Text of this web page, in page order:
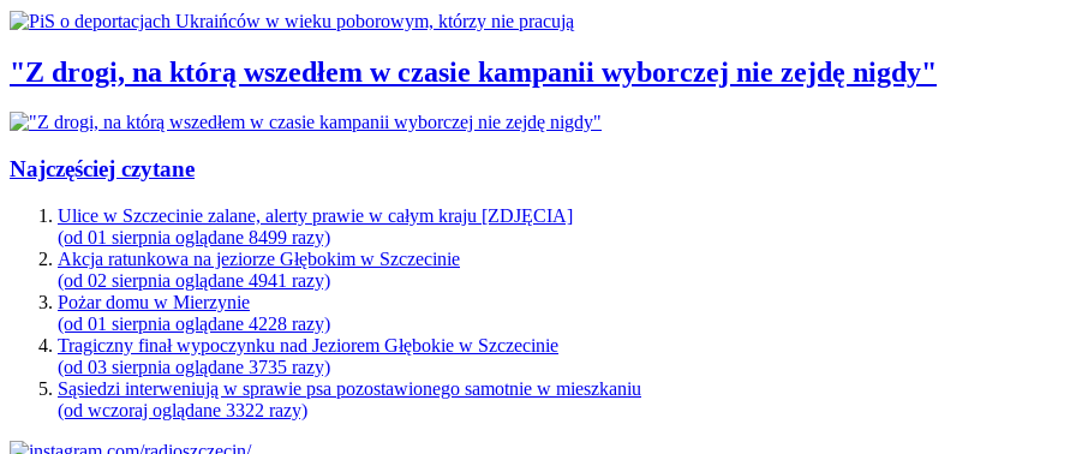
"Z drogi, na którą wszedłem w czasie kampanii wyborczej nie zejdę nigdy"
Najczęściej czytane
Ulice w Szczecinie zalane, alerty prawie w całym kraju [ZDJĘCIA]
(od 01 sierpnia oglądane 8499 razy)
Akcja ratunkowa na jeziorze Głębokim w Szczecinie
(od 02 sierpnia oglądane 4941 razy)
Pożar domu w Mierzynie
(od 01 sierpnia oglądane 4228 razy)
Tragiczny finał wypoczynku nad Jeziorem Głębokie w Szczecinie
(od 03 sierpnia oglądane 3735 razy)
Sąsiedzi interweniują w sprawie psa pozostawionego samotnie w mieszkaniu
(od wczoraj oglądane 3322 razy)